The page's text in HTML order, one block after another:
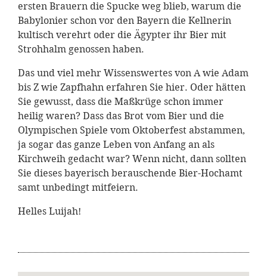
ersten Brauern die Spucke weg blieb, warum die
Babylonier schon vor den Bayern die Kellnerin
kultisch verehrt oder die Ägypter ihr Bier mit
Strohhalm genossen haben.
Das und viel mehr Wissenswertes von A wie Adam
bis Z wie Zapfhahn erfahren Sie hier. Oder hätten
Sie gewusst, dass die Maßkrüge schon immer
heilig waren? Dass das Brot vom Bier und die
Olympischen Spiele vom Oktoberfest abstammen,
ja sogar das ganze Leben von Anfang an als
Kirchweih gedacht war? Wenn nicht, dann sollten
Sie dieses bayerisch berauschende Bier-Hochamt
samt unbedingt mitfeiern.
Helles Luijah!